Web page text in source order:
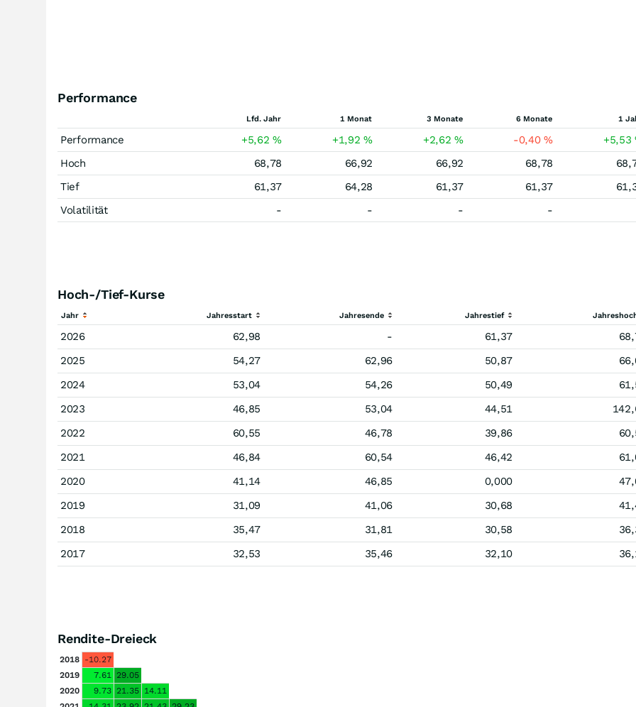
Performance
Lfd. Jahr 1 Monat 3 Monate 6 Monate 1
Performance +5,62% +1,92% +2,62% -0,40% +5,53
Hoch
68,78 66,92 66,92 68,78
Tief
61,37 64,28 61,37 61,37
Volatilität
- - - -
Hoch-/Tief-Kurse
Jahr Jahresstart Jahresende Jahrestief
2026 62,98 - 61,37
2025
54,27 62,96 50,87
2024
53,04 54,26 50,49
2023
46,85 53,04 44,51
2022
60,55 46,78 39,86
2021
46,84 60,54 46,42
2020
41,14 46,85 0,000
2019
31,09 41,06 30,68
2018
35,47 31,81 30,58
2017
32,53 35,46 32,10
Rendite-Dreieck
2018 -10.27
2019
7.61 29.05
2020
9.73 21.35 14.11